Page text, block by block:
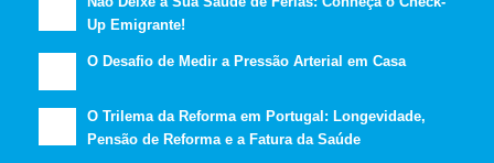
Up Emigrante!
O Desafio de Medir a Pressão Arterial em Casa
O Trilema da Reforma em Portugal: Longevidade,
Pensão de Reforma e a Fatura da Saúde